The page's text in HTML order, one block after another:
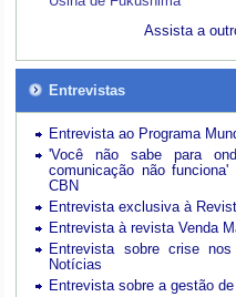
Assista a
Entrevistas
Entrevista ao Programa
'Você não sabe para
comunicação não
CBN
Entrevista exclusiva à
Entrevista à revista Venda
Entrevista sobre crise
Notícias
Entrevista sobre a gestão